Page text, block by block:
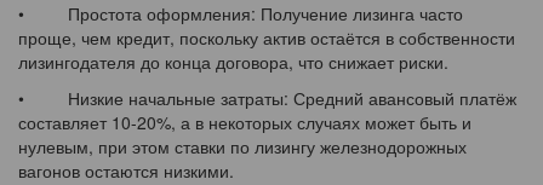
• Простота оформления: Получение лизинга часто
проще, чем кредит, поскольку актив остаётся в собственности
лизингодателя до конца договора, что снижает риски.
• Низкие начальные затраты: Средний авансовый платёж
составляет 10-20%, а в некоторых случаях может быть и
нулевым, при этом ставки по лизингу железнодорожных
вагонов остаются низкими.